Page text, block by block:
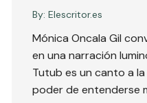
By: Elescritor.es
Mónica Oncala Gil
en una narración
Tutub es un canto a la
poder de entenderse